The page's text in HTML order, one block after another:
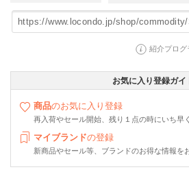
紹介プログ
お気に入り登録ガイ
商品のお気に入り登録
再入荷やセール開始、残り１点の時にいち早
マイブランドの登録
新商品やセール等、ブランドのお得な情報を